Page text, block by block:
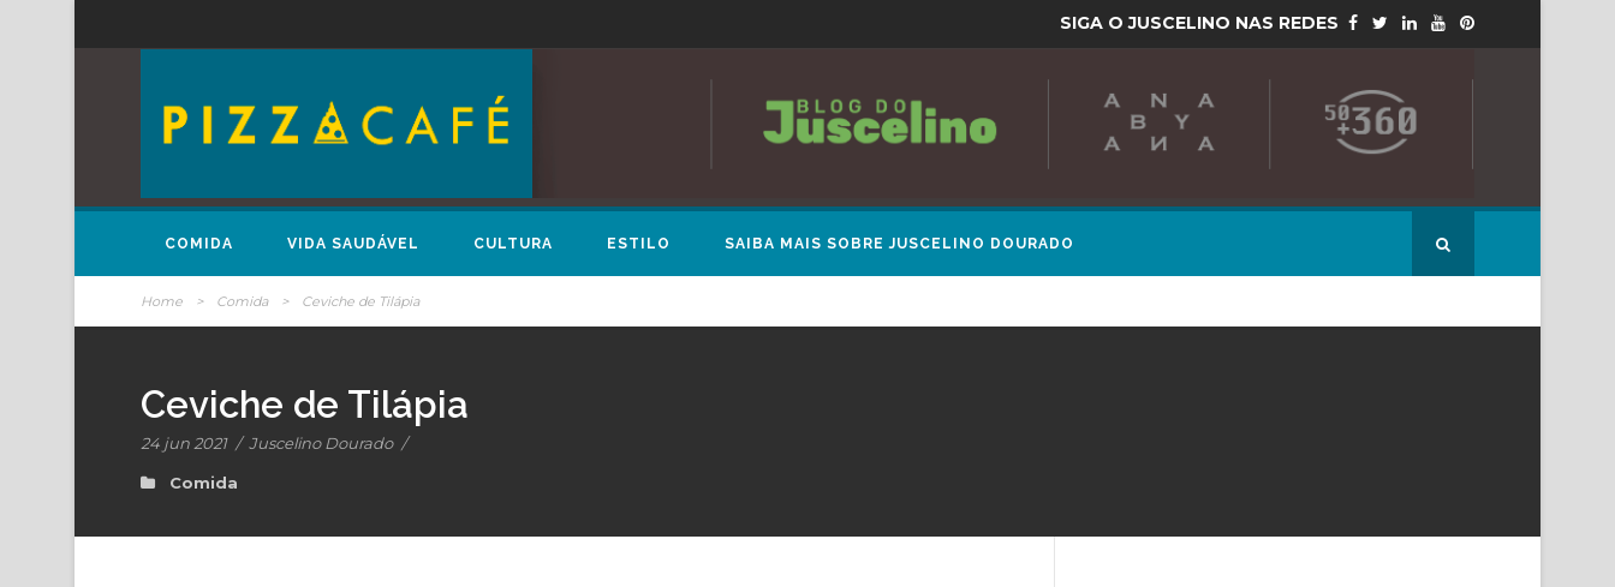
SIGA O JUSCELINO NAS REDES
COMIDA VIDA SAUDÁVEL CULTURA ESTILO SAIBA MAIS SOBRE JUSCELINO DOURADO
Home > Comida > Ceviche de Tilápia
Ceviche de Tilápia
24 jun 2021 / Juscelino Dourado /
Comida